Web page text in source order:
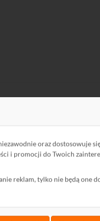
niezawodnie oraz dostosowuje
i promocji do Twoich
reklam, tylko nie będą one
Kontakt
Ochrona środowiska